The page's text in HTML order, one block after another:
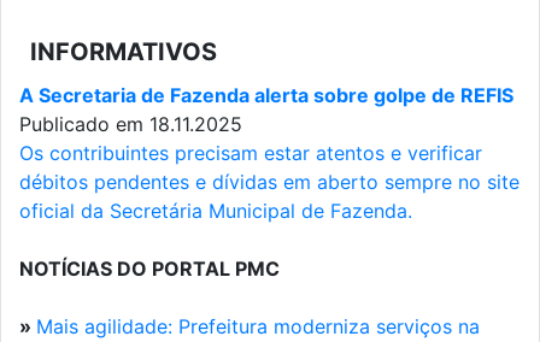
INFORMATIVOS
A Secretaria de Fazenda alerta sobre golpe de REFIS
Publicado em 18.11.2025
Os contribuintes precisam estar atentos e verificar
débitos pendentes e dívidas em aberto sempre no site
oficial da Secretária Municipal de Fazenda.
NOTÍCIAS DO PORTAL PMC
» Mais agilidade: Prefeitura moderniza serviços na